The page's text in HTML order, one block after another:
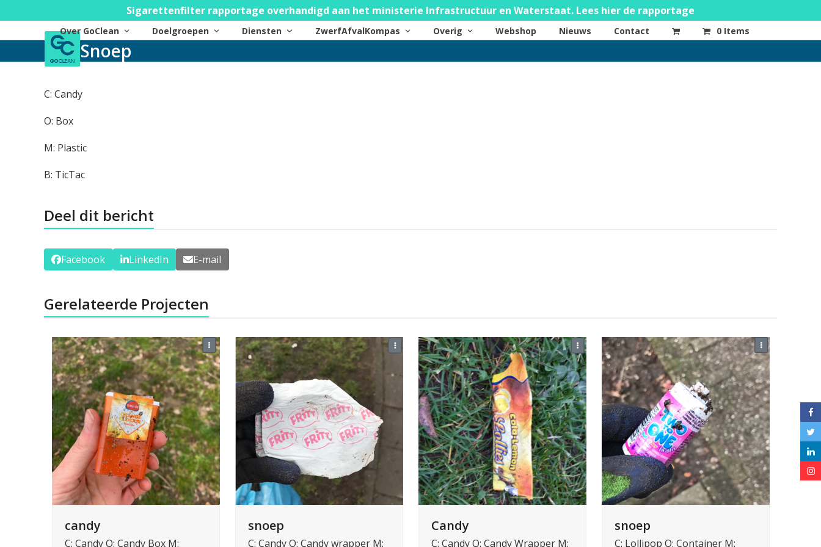
to
Sigarettenfilter rapportage overhandigd aan het ministerie Infrastructuur en Waterstaat. Lees hier de rapportage
Over GoClean Doelgroepen Diensten ZwerfAfvalKompas Overig Webshop Nieuws Contact 0 Items
Snoep
C: Candy
O: Box
M: Plastic
B: TicTac
Deel dit bericht
Facebook LinkedIn E-mail
Gerelateerde Projecten
candy
C: Candy O: Candy Box M:
snoep
C: Candy O: Candy wrapper M:
Candy
C: Candy O: Candy Wrapper M:
snoep
C: Lollipop O: Container M: